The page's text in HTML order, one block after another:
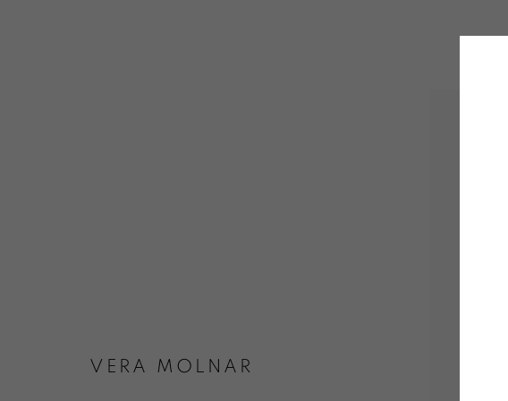
VERA MOLNAR